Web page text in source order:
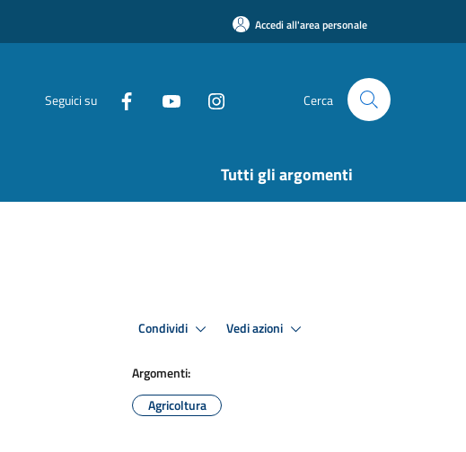
Accedi all'area personale
Seguici su Cerca
Tutti gli argomenti
Condividi Vedi azioni
Argomenti:
Agricoltura